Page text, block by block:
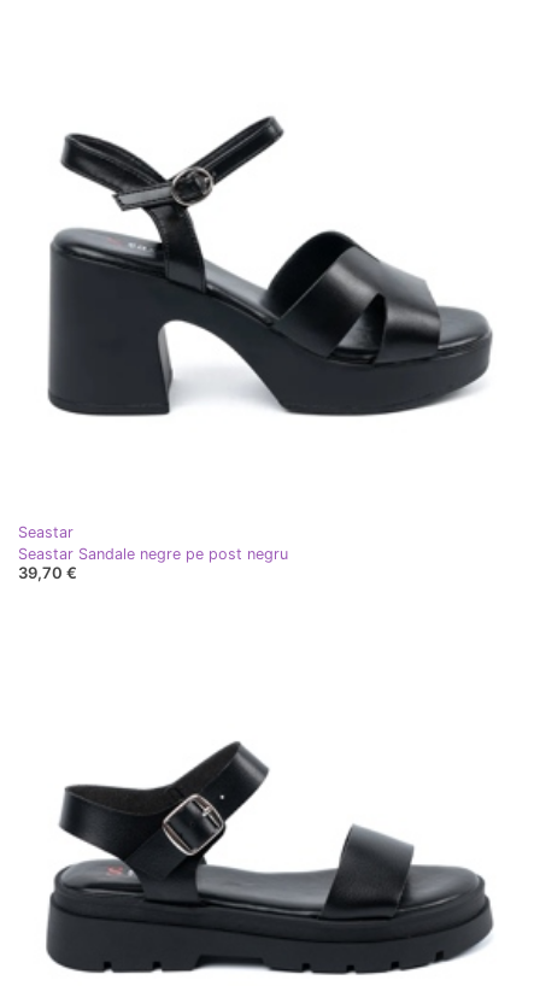
Seastar
Seastar Sandale negre pe post negru
39,70 €